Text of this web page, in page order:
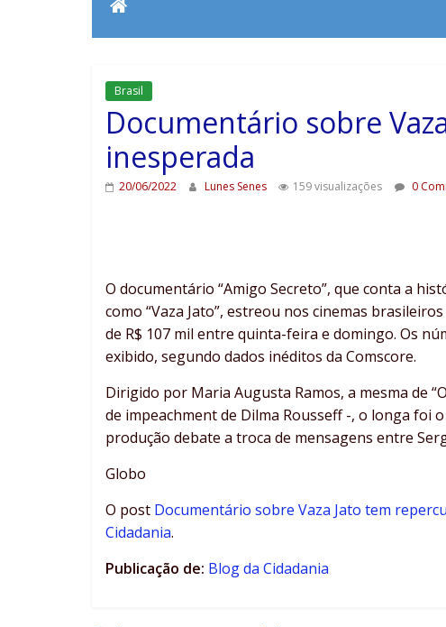
Brasil
Documentário sobre
inesperada
20/06/2022 Lunes Senes 159 visualizações 0
O documentário “Amigo Secreto”, que conta a
como “Vaza Jato”, estreou nos cinemas
de R$ 107 mil entre quinta-feira e domingo. Os
exibido, segundo dados inéditos da Comscore.
Dirigido por Maria Augusta Ramos, a mesma de
de impeachment de Dilma Rousseff -, o longa foi
produção debate a troca de mensagens entre
Globo
O post Documentário sobre Vaza Jato tem
Cidadania.
Publicação de: Blog da Cidadania